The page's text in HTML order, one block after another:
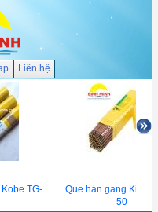
Liên hệ
TG-
Que hàn gang Kiswel
50